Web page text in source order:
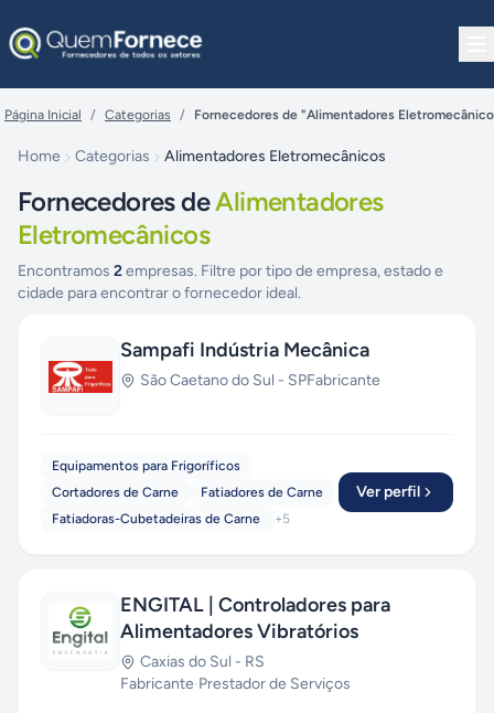
Página Inicial / Categorias / Fornecedores de "Alimentadores
Home Categorias Alimentadores Eletromecânicos
Fornecedores deAlimentadores
Eletromecânicos
Encontramos 2empresas. Filtre por tipo de empresa, estado e
cidade para encontrar o fornecedor ideal.
Sampafi Indústria Mecânica
São Caetano do Sul - SPFabricante
Equipamentos para Frigoríficos
Cortadores de Carne
Fatiadores de Carne
Fatiadoras-Cubetadeiras de Carne
+5
Ver perfil
ENGITAL | Controladores para
Alimentadores Vibratórios
Caxias do Sul - RS
Fabricante·Prestador de Serviços